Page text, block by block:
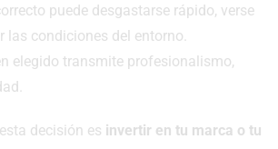
puede desgastarse rápido, verse
las condiciones del entorno.
elegido transmite profesionalismo,
decisión es invertir en tu marca o tu